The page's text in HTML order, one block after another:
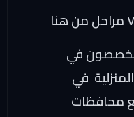
من هنا
في
في
محافظات